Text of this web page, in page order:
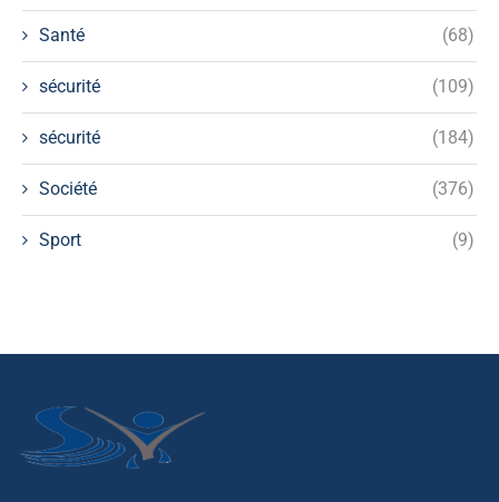
Santé (68)
sécurité (109)
sécurité (184)
Société (376)
Sport (9)